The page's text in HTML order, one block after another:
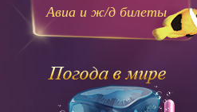
Авиа и ж/д билеты